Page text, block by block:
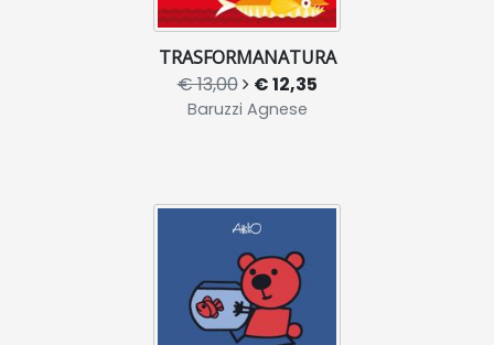
TRASFORMANATURA
€ 13,00 € 12,35
Baruzzi Agnese